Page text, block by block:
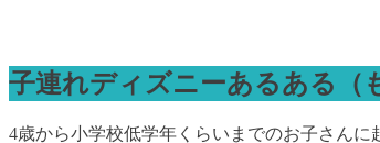
子連れディズニーあるある（
4歳から小学校低学年くらいまでのお子さんに